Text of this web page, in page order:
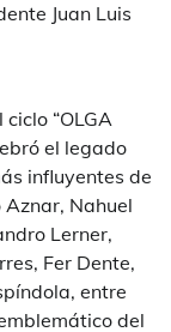
Juan Luis
“OLGA
el legado
influyentes de
Nahuel
Lerner,
Fer Dente,
entre
del